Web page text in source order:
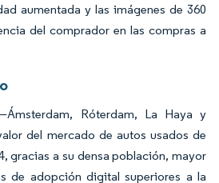
aumentada y las imágenes de 360
del comprador en las compras a
Róterdam, La Haya y
del mercado de autos usados de
gracias a su densa población, mayor
de adopción digital superiores a la